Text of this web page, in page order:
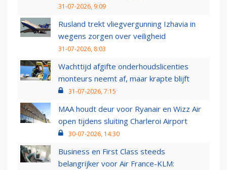
31-07-2026, 9:09
Rusland trekt vliegvergunning Izhavia in
wegens zorgen over veiligheid
31-07-2026, 8:03
Wachttijd afgifte onderhoudslicenties
monteurs neemt af, maar krapte blijft
31-07-2026, 7:15
MAA houdt deur voor Ryanair en Wizz Air
open tijdens sluiting Charleroi Airport
30-07-2026, 14:30
Business en First Class steeds
belangrijker voor Air France-KLM: